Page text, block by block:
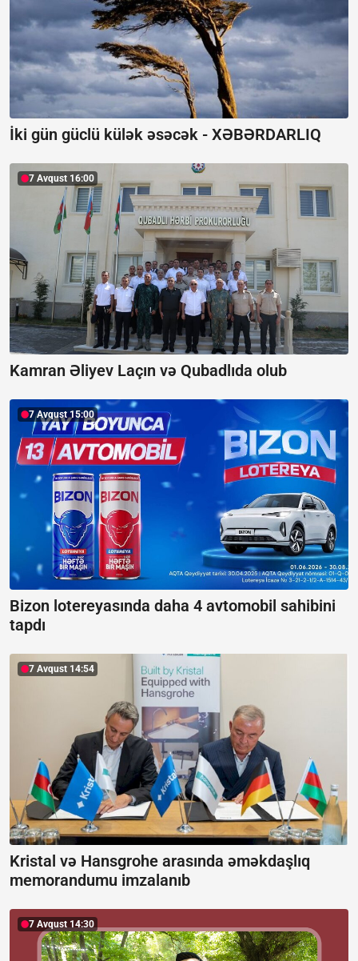
İki gün güclü külək əsəcək - XƏBƏRDARLIQ
7 Avqust 16:00
Kamran Əliyev Laçın və Qubadlıda olub
7 Avqust 15:00
Bizon lotereyasında daha 4 avtomobil sahibini
tapdı
7 Avqust 14:54
Kristal və Hansgrohe arasında əməkdaşlıq
memorandumu imzalanıb
7 Avqust 14:30